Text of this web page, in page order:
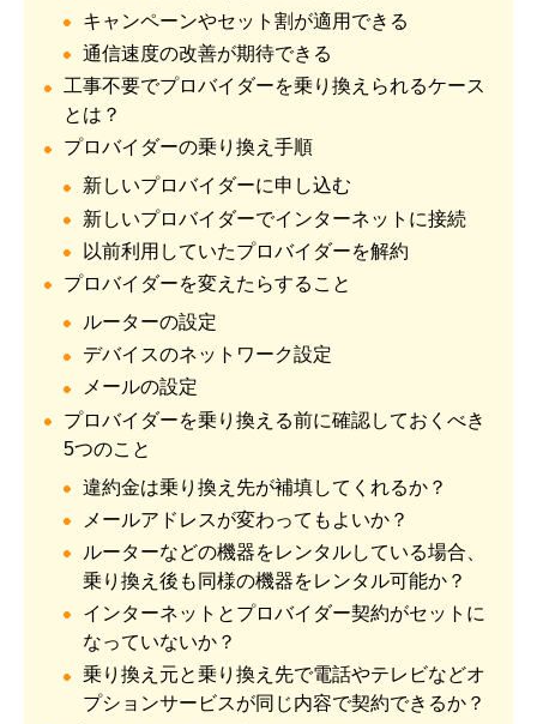
キャンペーンやセット割が適用できる
通信速度の改善が期待できる
工事不要でプロバイダーを乗り換えられるケース
とは？
プロバイダーの乗り換え手順
新しいプロバイダーに申し込む
新しいプロバイダーでインターネットに接続
以前利用していたプロバイダーを解約
プロバイダーを変えたらすること
ルーターの設定
デバイスのネットワーク設定
メールの設定
プロバイダーを乗り換える前に確認しておくべき
5つのこと
違約金は乗り換え先が補填してくれるか？
メールアドレスが変わってもよいか？
ルーターなどの機器をレンタルしている場合、
乗り換え後も同様の機器をレンタル可能か？
インターネットとプロバイダー契約がセットに
なっていないか？
乗り換え元と乗り換え先で電話やテレビなどオ
プションサービスが同じ内容で契約できるか？